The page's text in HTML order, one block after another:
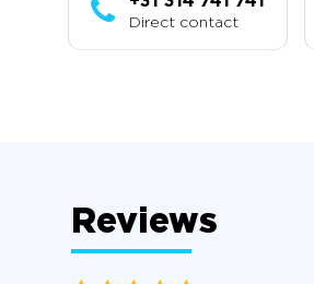
Direct contact
Reviews